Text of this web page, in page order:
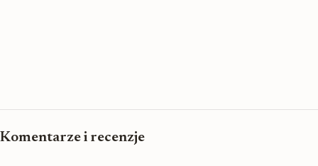
Komentarze i recenzje